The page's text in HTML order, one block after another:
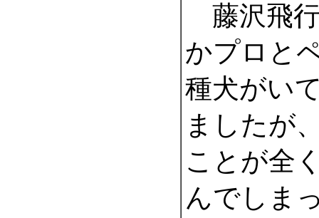
藤沢飛
かプロと
種犬がい
ましたが
ことが全
んでしま